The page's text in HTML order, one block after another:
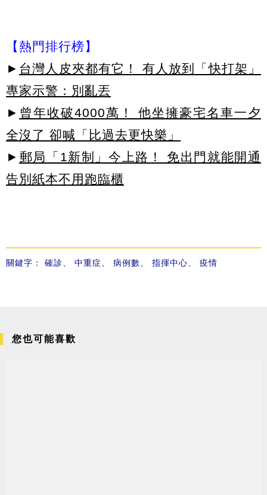
【熱門排行榜】
► 台灣人皮夾都有它！ 有人放到「快打架」
專家示警：別亂丟
► 曾年收破4000萬！ 他坐擁豪宅名車一夕
全沒了 卻喊「比過去更快樂」
► 郵局「1新制」今上路！ 免出門就能開通
告別紙本不用跑臨櫃
關鍵字： 確診 中重症 病例數 指揮中心 疫情
您也可能喜歡